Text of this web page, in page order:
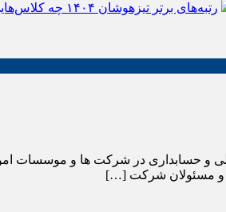
رتبه‌های برتر تیزهوشان ۱۴۰۴ چه کلاس‌هایی را انتخاب کردند؟
و حسابداری در شرکت ها و موسسات
و مسئولان شرکت […]